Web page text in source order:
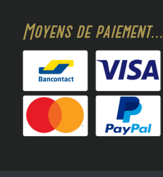
Moyens de paiement...